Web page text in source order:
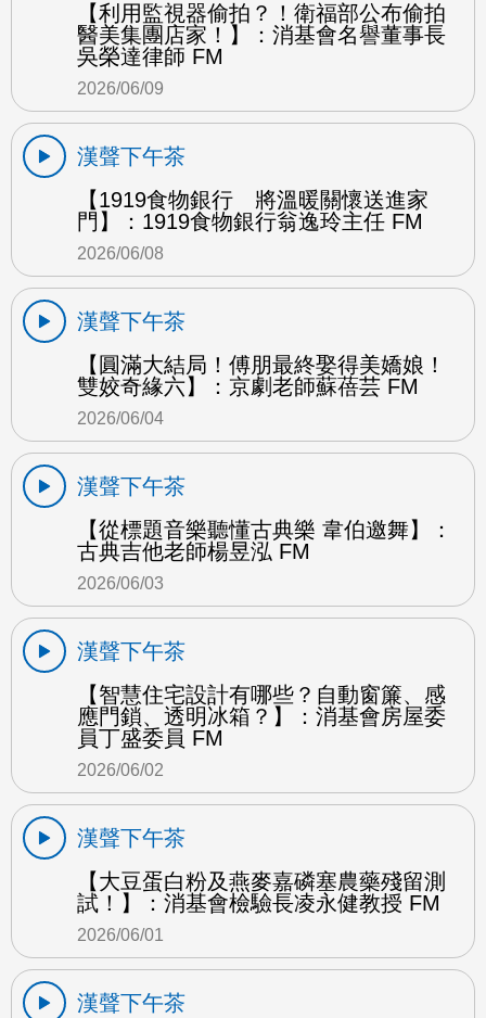
【利用監視器偷拍？！衛福部公布偷拍
醫美集團店家！】：消基會名譽董事長
吳榮達律師 FM
2026/06/09
漢聲下午茶
【1919食物銀行 將溫暖關懷送進家
門】：1919食物銀行翁逸玲主任 FM
2026/06/08
漢聲下午茶
【圓滿大結局！傅朋最終娶得美嬌娘！
雙姣奇緣六】：京劇老師蘇蓓芸 FM
2026/06/04
漢聲下午茶
【從標題音樂聽懂古典樂 韋伯邀舞】：
古典吉他老師楊昱泓 FM
2026/06/03
漢聲下午茶
【智慧住宅設計有哪些？自動窗簾、感
應門鎖、透明冰箱？】：消基會房屋委
員丁盛委員 FM
2026/06/02
漢聲下午茶
【大豆蛋白粉及燕麥嘉磷塞農藥殘留測
試！】：消基會檢驗長凌永健教授 FM
2026/06/01
漢聲下午茶